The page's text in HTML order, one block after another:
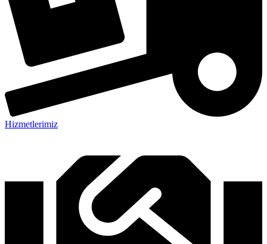
Hizmetlerimiz